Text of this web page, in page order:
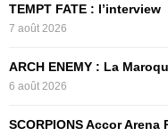
o
r
TEMPT FATE : l’interview
7 août 2026
ARCH ENEMY : La
6 août 2026
SCORPIONS Accor